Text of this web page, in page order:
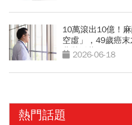
10萬滾出10億！
空虛」，49歲癌
悲壯活著
2026-06-18
熱門話題